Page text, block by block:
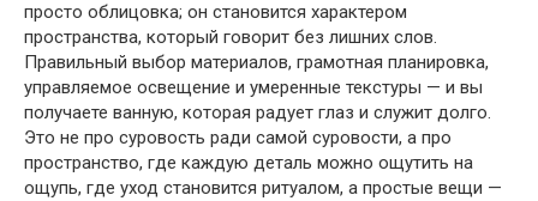
просто облицовка; он становится характером
пространства, который говорит без лишних слов.
Правильный выбор материалов, грамотная планировка,
управляемое освещение и умеренные текстуры — и вы
получаете ванную, которая радует глаз и служит долго.
Это не про суровость ради самой суровости, а про
пространство, где каждую деталь можно ощутить на
ощупь, где уход становится ритуалом, а простые вещи —